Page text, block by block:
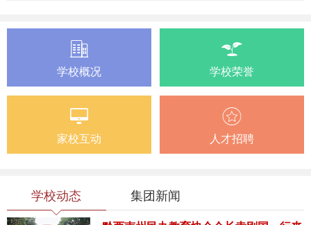
学校概况 学校荣誉
家校互动 人才招聘
学校动态 集团新闻